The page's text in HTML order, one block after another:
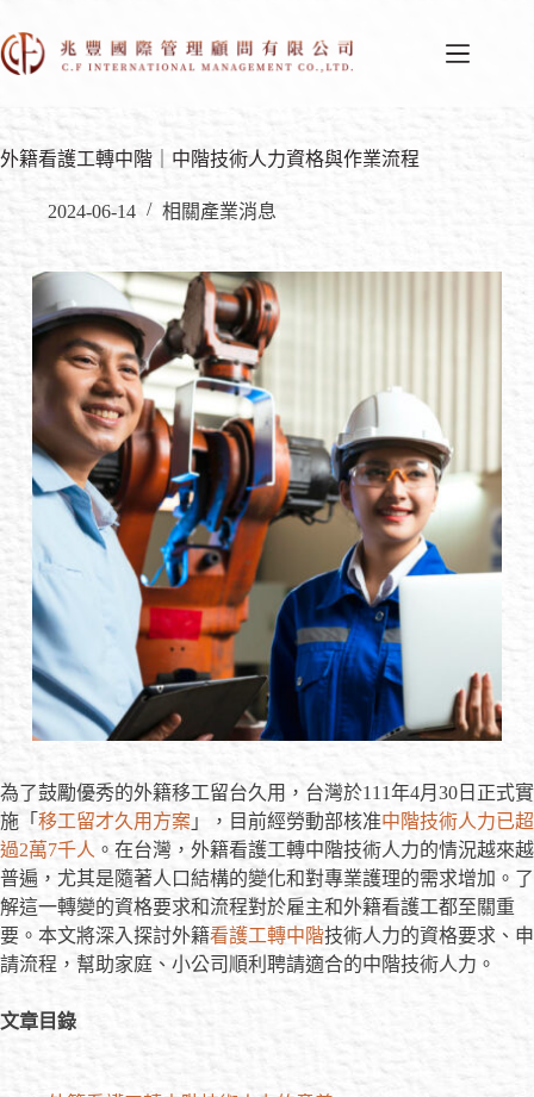
外籍看護工轉中階｜中階技術人力資格與作業流程
2024-06-14 相關產業消息
為了鼓勵優秀的外籍移工留台久用，台灣於111年4月30日正式實
施「 移工留才久用方案 」，目前經勞動部核准中階技術人力已超
過2萬7千人 。在台灣，外籍看護工轉中階技術人力的情況越來越
普遍，尤其是隨著人口結構的變化和對專業護理的需求增加。了
解這一轉變的資格要求和流程對於雇主和外籍看護工都至關重
要。本文將深入探討外籍看護工轉中階技術人力的資格要求、申
請流程，幫助家庭、小公司順利聘請適合的中階技術人力。
文章目錄